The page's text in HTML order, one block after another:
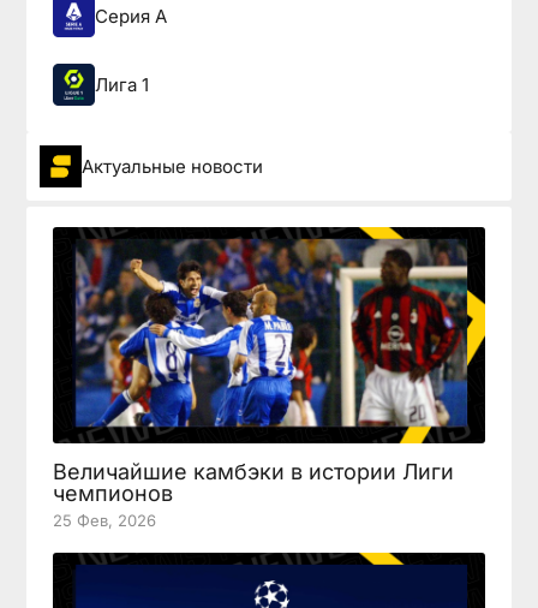
Серия А
Лига 1
Актуальные новости
Величайшие камбэки в истории Лиги
чемпионов
25 Фев, 2026